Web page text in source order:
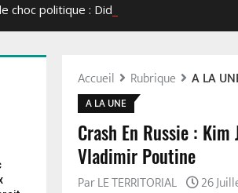
choc politique : Didier Alix Fils-Aimé
Accueil Rubrique A LA
A LA UNE
Crash En Russie : Kim
Vladimir Poutine
Par LE TERRITORIAL 26